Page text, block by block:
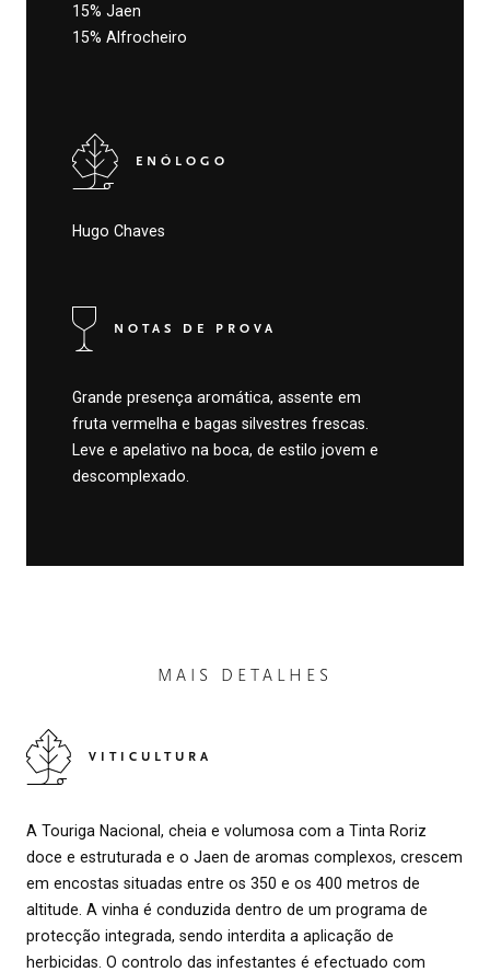
15% Jaen
15% Alfrocheiro
ENÓLOGO
Hugo Chaves
NOTAS DE PROVA
Grande presença aromática, assente em
fruta vermelha e bagas silvestres frescas.
Leve e apelativo na boca, de estilo jovem e
descomplexado.
MAIS DETALHES
VITICULTURA
A Touriga Nacional, cheia e volumosa com a Tinta Roriz
doce e estruturada e o Jaen de aromas complexos, crescem
em encostas situadas entre os 350 e os 400 metros de
altitude. A vinha é conduzida dentro de um programa de
protecção integrada, sendo interdita a aplicação de
herbicidas. O controlo das infestantes é efectuado com